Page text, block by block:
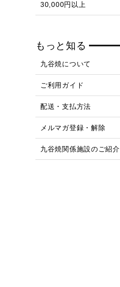
30,000円以上
もっと知る
九谷焼について
ご利用ガイド
配送・支払方法
メルマガ登録・解除
九谷焼関係施設のご紹介